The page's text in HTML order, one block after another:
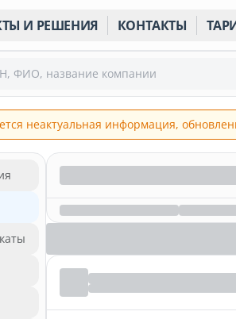
И РЕШЕНИЯ КОНТАКТЫ
ФИО, название компании
неактуальная информация,